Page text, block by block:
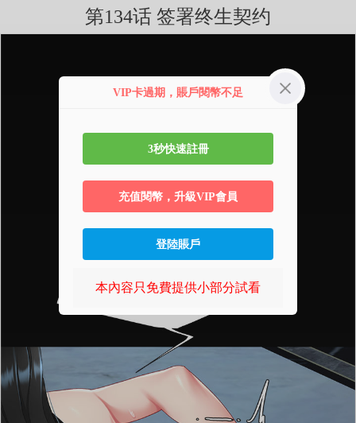
第134话 签署终生契约
VIP卡過期，賬戶閱幣不足
3秒快速註冊
充值閱幣，升級VIP會員
登陸賬戶
本內容只免費提供小部分試看